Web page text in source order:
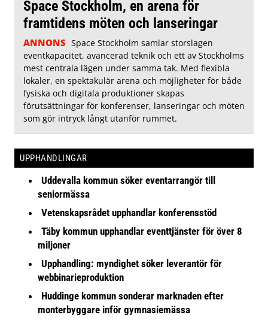
Space Stockholm, en arena för
framtidens möten och lanseringar
ANNONS Space Stockholm samlar storslagen
eventkapacitet, avancerad teknik och ett av Stockholms
mest centrala lägen under samma tak. Med flexibla
lokaler, en spektakulär arena och möjligheter för både
fysiska och digitala produktioner skapas
förutsättningar för konferenser, lanseringar och möten
som gör intryck långt utanför rummet.
UPPHANDLINGAR
Uddevalla kommun söker eventarrangör till
seniormässa
Vetenskapsrådet upphandlar konferensstöd
Täby kommun upphandlar eventtjänster för över 8
miljoner
Upphandling: myndighet söker leverantör för
webbinarieproduktion
Huddinge kommun sonderar marknaden efter
monterbyggare inför gymnasiemässa